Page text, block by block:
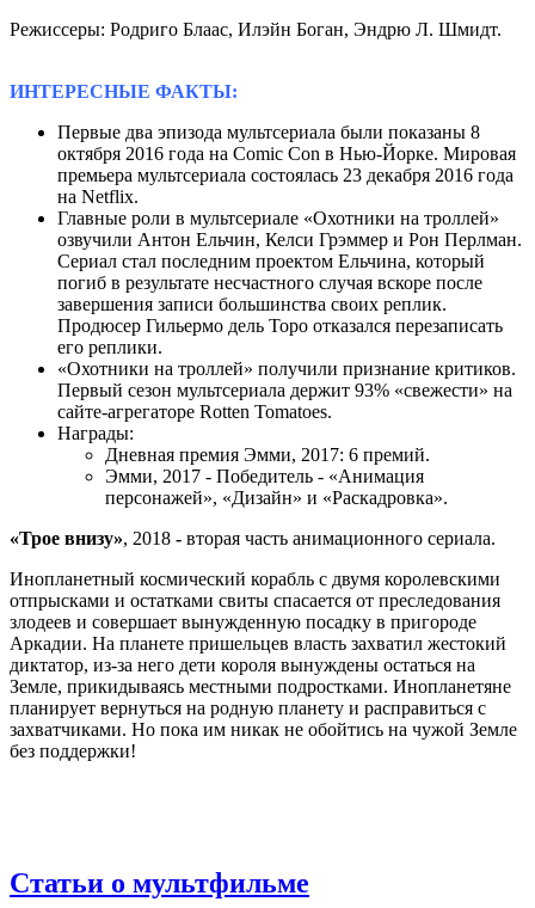
Режиссеры: Родриго Блаас, Илэйн Боган, Эндрю Л. Шмидт.
ИНТЕРЕСНЫЕ ФАКТЫ:
Первые два эпизода мультсериала были показаны 8
октября 2016 года на Comic Con в Нью-Йорке. Мировая
премьера мультсериала состоялась 23 декабря 2016 года
на Netflix.
Главные роли в мультсериале «Охотники на троллей»
озвучили Антон Ельчин, Келси Грэммер и Рон Перлман.
Сериал стал последним проектом Ельчина, который
погиб в результате несчастного случая вскоре после
завершения записи большинства своих реплик.
Продюсер Гильермо дель Торо отказался перезаписать
его реплики.
«Охотники на троллей» получили признание критиков.
Первый сезон мультсериала держит 93% «свежести» на
сайте-агрегаторе Rotten Tomatoes.
Награды:
Дневная премия Эмми, 2017: 6 премий.
Эмми, 2017 - Победитель - «Анимация
персонажей», «Дизайн» и «Раскадровка».
«Трое внизу», 2018 - вторая часть анимационного сериала.
Инопланетный космический корабль с двумя королевскими
отпрысками и остатками свиты спасается от преследования
злодеев и совершает вынужденную посадку в пригороде
Аркадии. На планете пришельцев власть захватил жестокий
диктатор, из-за него дети короля вынуждены остаться на
Земле, прикидываясь местными подростками. Инопланетяне
планирует вернуться на родную планету и расправиться с
захватчиками. Но пока им никак не обойтись на чужой Земле
без поддержки!
Статьи о мультфильме